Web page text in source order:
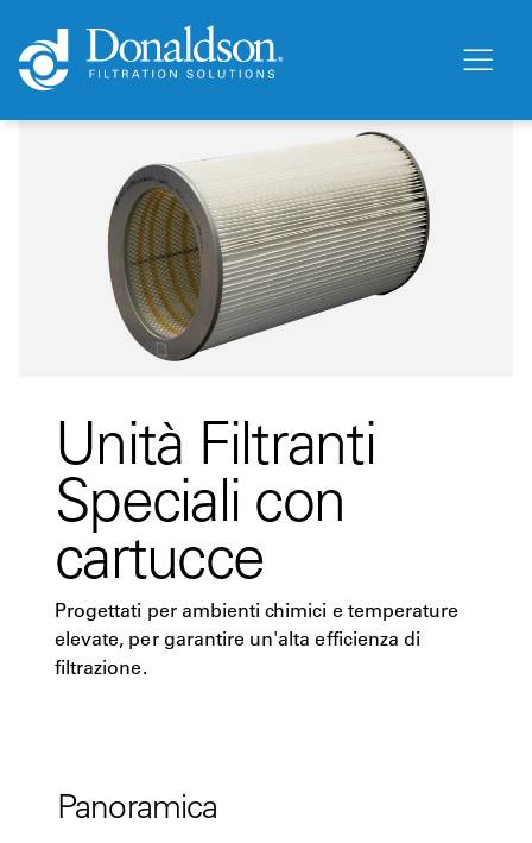
Unità Filtranti
Speciali con
cartucce
Progettati per ambienti chimici e temperature
elevate, per garantire un'alta efficienza di
filtrazione.
Panoramica